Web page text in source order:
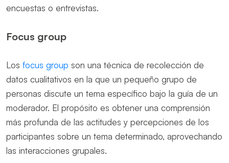
encuestas o entrevistas.
Focus group
Los focus group son una técnica de recolección de
datos cualitativos en la que un pequeño grupo de
personas discute un tema específico bajo la guía de un
moderador. El propósito es obtener una comprensión
más profunda de las actitudes y percepciones de los
participantes sobre un tema determinado, aprovechando
las interacciones grupales.